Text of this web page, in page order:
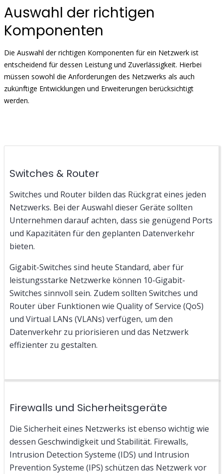
Auswahl der richtigen
Komponenten
Die Auswahl der richtigen Komponenten für ein Netzwerk ist
entscheidend für dessen Leistung und Zuverlässigkeit. Hierbei
müssen sowohl die Anforderungen des Netzwerks als auch
zukünftige Entwicklungen und Erweiterungen berücksichtigt
werden.
Switches & Router
Switches und Router bilden das Rückgrat eines jeden
Netzwerks. Bei der Auswahl dieser Geräte sollten
Unternehmen darauf achten, dass sie genügend Ports
und Kapazitäten für den geplanten Datenverkehr
bieten.
Gigabit-Switches sind heute Standard, aber für
leistungsstarke Netzwerke können 10-Gigabit-
Switches sinnvoll sein. Zudem sollten Switches und
Router über Funktionen wie Quality of Service (QoS)
und Virtual LANs (VLANs) verfügen, um den
Datenverkehr zu priorisieren und das Netzwerk
effizienter zu gestalten.
Firewalls und Sicherheitsgeräte
Die Sicherheit eines Netzwerks ist ebenso wichtig wie
dessen Geschwindigkeit und Stabilität. Firewalls,
Intrusion Detection Systeme (IDS) und Intrusion
Prevention Systeme (IPS) schützen das Netzwerk vor